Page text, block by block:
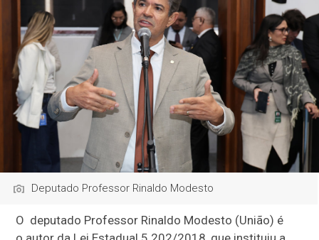
Deputado Professor Rinaldo Modesto
O deputado Professor Rinaldo Modesto (União) é